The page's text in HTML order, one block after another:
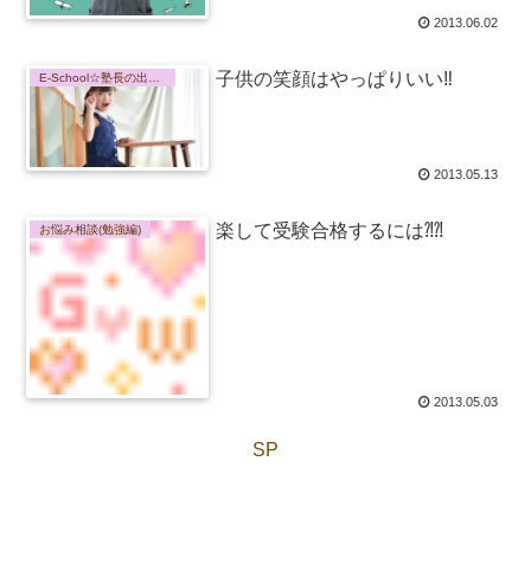
2013.06.02
子供の笑顔はやっぱりいい‼
2013.05.13
お悩み相談(勉強編) 楽して受験合格するには⁈⁈
2013.05.03
SP